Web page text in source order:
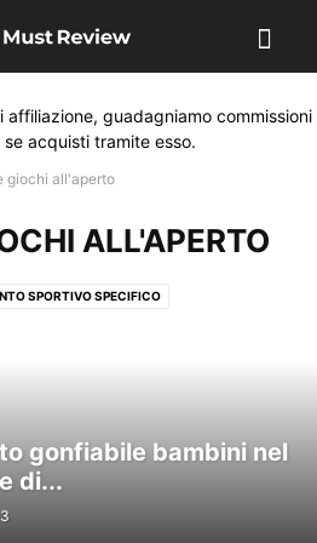
guadagniamo commissioni
acquisti tramite esso.
giochi all'aperto
ALL'APERTO
SPORTIVO SPECIFICO
BELLEZZA ACCESSORI PER AUTO
gonfiabile bambini nel
di...